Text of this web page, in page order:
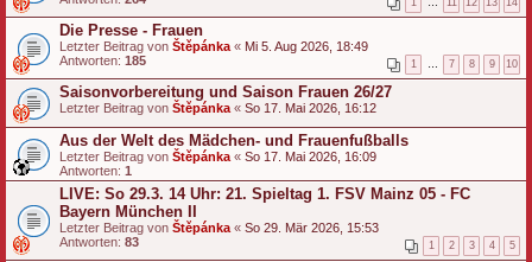
Die Presse - Frauen
Letzter Beitrag von Štěpánka « Mi 5. Aug 2026, 18:49
Antworten: 185 1 7 8 9 10
Saisonvorbereitung und Saison Frauen 26/27
Letzter Beitrag von Štěpánka « So 17. Mai 2026, 16:12
Aus der Welt des Mädchen- und Frauenfußballs
Letzter Beitrag von Štěpánka « So 17. Mai 2026, 16:09
Antworten: 1
LIVE: So 29.3. 14 Uhr: 21. Spieltag 1. FSV Mainz 05 - FC
Bayern München II
Letzter Beitrag von Štěpánka « So 29. Mär 2026, 15:53
Antworten: 83 1 2 3 4 5